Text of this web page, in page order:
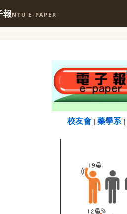
報NTU E-PAPER
校友會 藥學系|